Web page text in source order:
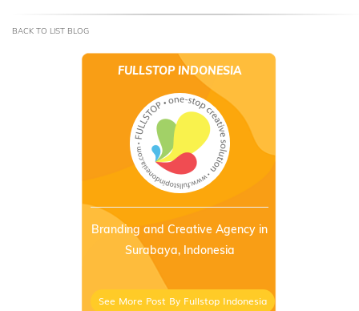
BACK TO LIST BLOG
FULLSTOP INDONESIA
Branding and Creative Agency in
Surabaya, Indonesia
See More Post By Fullstop Indonesia